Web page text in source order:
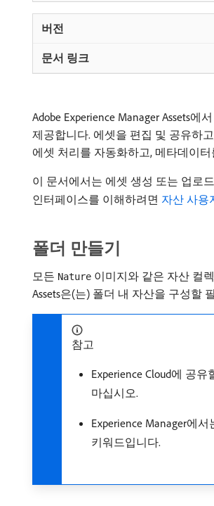
Adobe Experience Manager Assets
제공합니다. 에셋을 편집 및 공유하
에셋 처리를 자동화하고, 메타데이
이 문서에서는 에셋 생성 또는 업로
인터페이스를 이해하려면 자산 사용
폴더 만들기
모든 Nature 이미지와 같은 자산 컬
Assets은(는) 폴더 내 자산을 구성할
참고
Experience Cloud에 공유
마십시오.
Experience Manager에서
키워드입니다.